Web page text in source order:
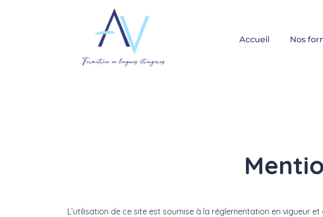
Accueil Nos
L’utilisation de ce site est soumise à la réglementation en vigueur